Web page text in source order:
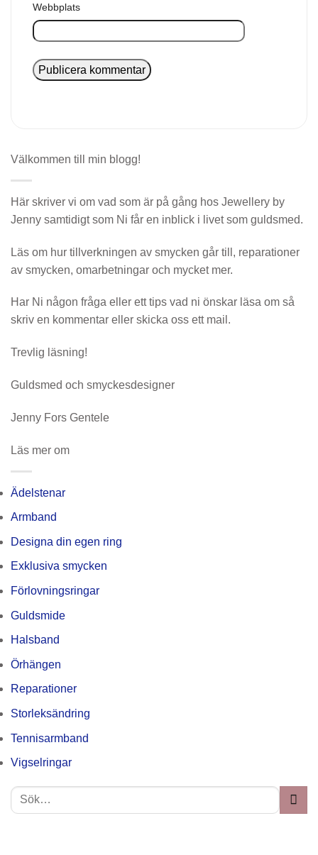
Webbplats
Välkommen till min blogg!
Här skriver vi om vad som är på gång hos Jewellery by
Jenny samtidigt som Ni får en inblick i livet som guldsmed.
Läs om hur tillverkningen av smycken går till, reparationer
av smycken, omarbetningar och mycket mer.
Har Ni någon fråga eller ett tips vad ni önskar läsa om så
skriv en kommentar eller skicka oss ett mail.
Trevlig läsning!
Guldsmed och smyckesdesigner
Jenny Fors Gentele
Läs mer om
Ädelstenar
Armband
Designa din egen ring
Exklusiva smycken
Förlovningsringar
Guldsmide
Halsband
Örhängen
Reparationer
Storleksändring
Tennisarmband
Vigselringar